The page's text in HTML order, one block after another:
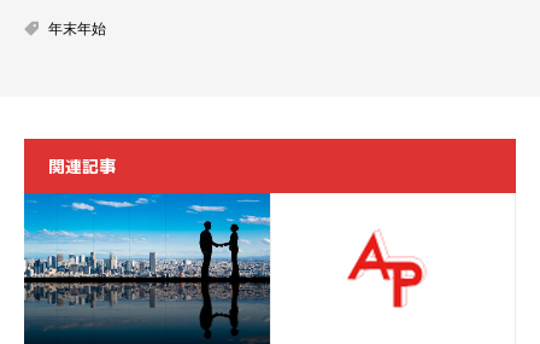
年末年始
関連記事